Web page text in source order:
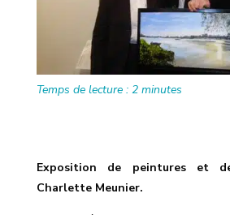
Temps de lecture : 2 minutes
Exposition de peintures et
Charlette Meunier.